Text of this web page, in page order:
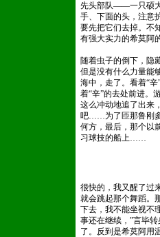
先头部队——一只硕
手、下面的头，注意
要先把它们去掉。不
有强大实力的希莫阿
随着虫子的倒下，隐
但是没有什么力量能
海中，走了。看着“
着“辛”的去处前进。
这么冲动地追了出来
吧……为了匝那鲁刚
何方，最后，那个以
习球技的船上……
很快的，我又醒了过
就会跳起那个舞蹈。
下去，我不能坐视不
事还在继续，”言毕
了。反到是希莫阿用